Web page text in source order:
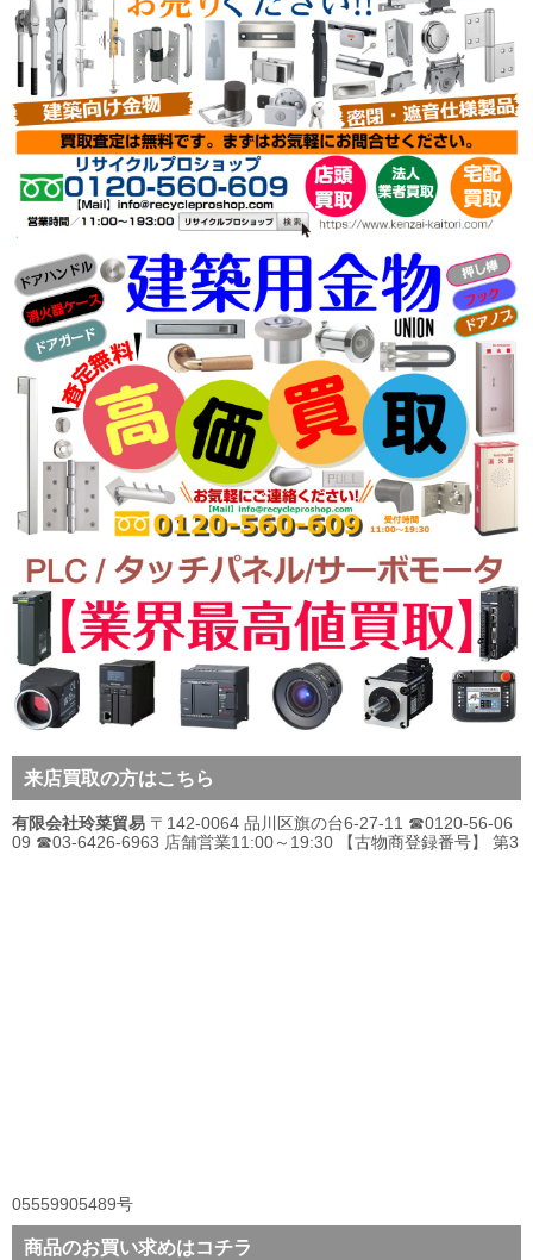
来店買取の方はこちら
有限会社玲菜貿易 〒142-0064 品川区旗の台6-27-11 ☎0120-56-06
09 ☎03-6426-6963 店舗営業11:00～19:30 【古物商登録番号】 第3
05559905489号
商品のお買い求めはコチラ